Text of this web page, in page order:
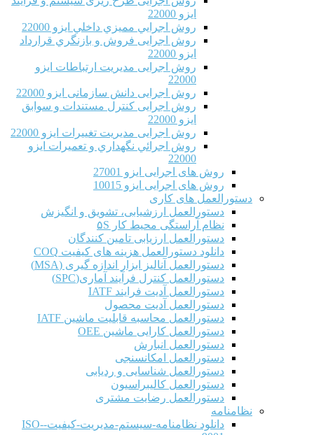
ایزو 22000
روش اجرايي مميزي داخلي ایزو 22000
روش اجرایی فروش و بازنگري قرارداد
ایزو 22000
روش اجرایی مدیریت ارتباطات ایزو
22000
روش اجرایی دانش سازمانی ایزو 22000
روش اجرایی کنترل مستندات و سوابق
ایزو 22000
روش اجرایی مدیریت تغییرات ایزو 22000
روش اجرائي نگهداري و تعميرات ایزو
22000
روش های اجرایی ایزو 27001
روش های اجرایی ایزو 10015
دستورالعمل های کاری
دستورالعمل ارزشیابی، تشویق و انگیزش
نظام آراستگی محیط کار ۵S
دستورالعمل ارزیابی تامین کنندگان
دانلود دستورالعمل هزینه های کیفیت COQ
دستورالعمل آنالیز ابزار اندازه گیری (MSA)
دستورالعمل کنترل فرآیند آماری(SPC)
دستورالعمل آدیت فرایند IATF
دستورالعمل آدیت محصول
دستورالعمل محاسبه قابلیت ماشین IATF
دستورالعمل کارایی ماشین OEE
دستورالعمل انبارش
دستورالعمل امکانسنجی
دستورالعمل شناسایی و ردیابی
دستورالعمل کالیبراسیون
دستورالعمل رضایت مشتری
نظامنامه
دانلود نظامنامه-سیستم-مدیریت-کیفیت-ISO-